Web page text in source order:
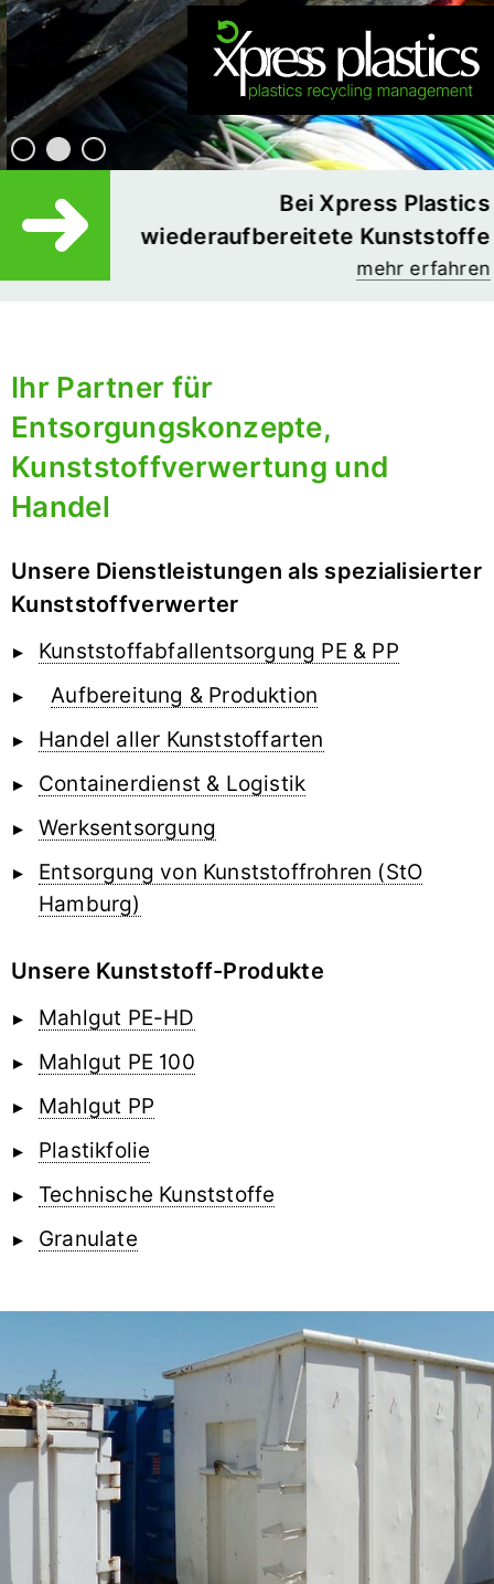
Bei Xpress Plastics
wiederaufbereitete Kunststoffe
mehr erfahren
Ihr Partner für
Entsorgungskonzepte,
Kunststoffverwertung und
Handel
Unsere Dienstleistungen als spezialisierter
Kunststoffverwerter
Kunststoffabfallentsorgung PE & PP
Aufbereitung & Produktion
Handel aller Kunststoffarten
Containerdienst & Logistik
Werksentsorgung
Entsorgung von Kunststoffrohren (StO
Hamburg)
Unsere Kunststoff-Produkte
Mahlgut PE-HD
Mahlgut PE 100
Mahlgut PP
Plastikfolie
Technische Kunststoffe
Granulate